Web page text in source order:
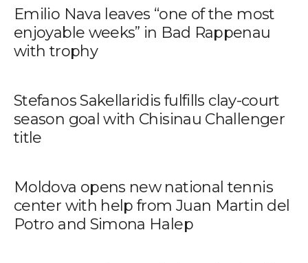
Emilio Nava leaves “one of the most
enjoyable weeks” in Bad Rappenau
with trophy
Stefanos Sakellaridis fulfills clay-court
season goal with Chisinau Challenger
title
Moldova opens new national tennis
center with help from Juan Martin del
Potro and Simona Halep